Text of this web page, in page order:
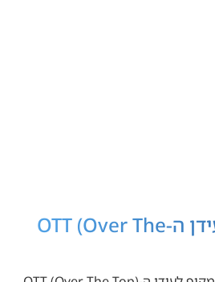
המדריך המקיף לעידן ה-OTT (Over The